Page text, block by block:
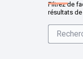
Filtrez de
résultats